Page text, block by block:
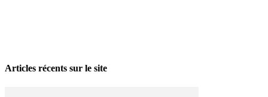
Articles récents sur le site